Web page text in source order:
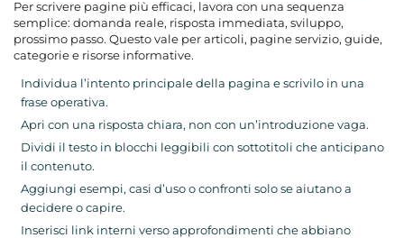
Per scrivere pagine più efficaci, lavora con una sequenza
semplice: domanda reale, risposta immediata, sviluppo,
prossimo passo. Questo vale per articoli, pagine servizio, guide,
categorie e risorse informative.
Individua l’intento principale della pagina e scrivilo in una
frase operativa.
Apri con una risposta chiara, non con un’introduzione vaga.
Dividi il testo in blocchi leggibili con sottotitoli che anticipano
il contenuto.
Aggiungi esempi, casi d’uso o confronti solo se aiutano a
decidere o capire.
Inserisci link interni verso approfondimenti che abbiano